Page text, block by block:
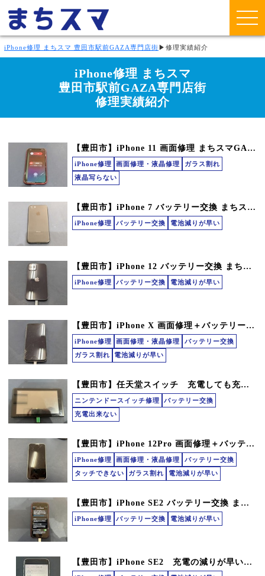
iPhone修理 まちスマ 豊田市駅前GAZA専門店街 ▶ 修理実績紹介
iPhone修理 まちスマ
豊田市駅前GAZA専門店街
修理実績紹介
【豊田市】iPhone 11 画面修理 まちスマGAZA豊田店
iPhone修理 画面修理・液晶修理
ガラス割れ
液晶写らない
【豊田市】iPhone 7 バッテリー交換 まちスマ豊田店
iPhone修理 バッテリー交換 電池減りが早い
【豊田市】iPhone 12 バッテリー交換 まちスマGAZA豊田店
iPhone修理 バッテリー交換 電池減りが早い
【豊田市】iPhone X 画面修理＋バッテリー交換 まちスマGAZA豊田店
iPhone修理 画面修理・液晶修理
バッテリー交換
ガラス割れ
電池減りが早い
【豊田市】任天堂スイッチ 充電しても充電たまらない バッテリー交換 修理
ニンテンドースイッチ修理
バッテリー交換
充電出来ない
【豊田市】iPhone 12Pro 画面修理＋バッテリー交換 まちスマGAZA豊田店
iPhone修理 画面修理・液晶修理
バッテリー交換
タッチできない
ガラス割れ 電池減りが早い
【豊田市】iPhone SE2 バッテリー交換 まちスマ豊田店
iPhone修理 バッテリー交換 電池減りが早い
【豊田市】iPhone SE2 充電の減りが早い バッテリー交換 修理